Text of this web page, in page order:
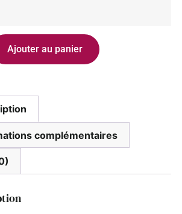
Ajouter au panier
complémentaires